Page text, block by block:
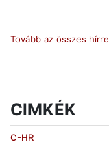
Tovább az összes hírre
CIMKÉK
C-HR